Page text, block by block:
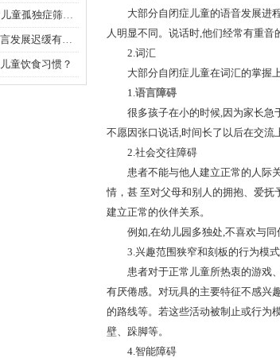
贯彻落实0～6岁儿童孤独症筛查干预服务新规范——国...
淄博自闭症：语言发展迟缓有感统不足的原因
童饮食习惯？
大部分自闭症儿童的语音发展进程
人明显不同。说话时,他们经常有重音
2.词汇
大部分自闭症儿童在词汇的掌握上
1.语言障碍
很多孩子在小的时候,因为家长急于
不愿因张口说话,时间长了以后在交流
2.社会交往障碍
患者不能与他人建立正常的人际关
情，甚 至对父母和别人的拥抱、爱
建立正常的伙伴关系。
例如,在幼儿园多独处,不喜欢与同
3.兴趣范围狭窄和刻板的行为模式
患者对于正常儿童所热衷的游戏、
有厌倦感。对玩具的主要特征不感兴
的路线等。若这些活动被制止或行为
壁、跺脚等。
4.智能障碍